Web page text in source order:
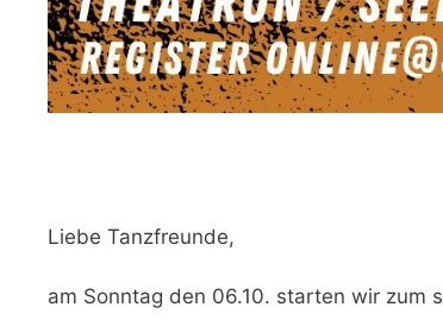
Liebe Tanzfreunde,
am Sonntag den 06.10. starten wir zum